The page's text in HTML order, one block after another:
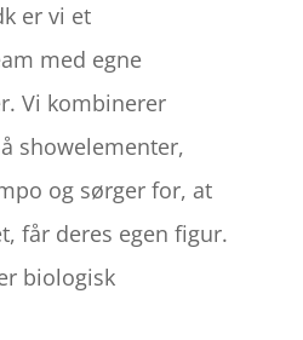
er vi et
med egne
Vi kombinerer
showelementer,
og sørger for, at
får deres egen figur.
biologisk